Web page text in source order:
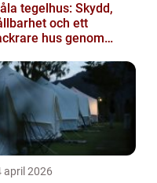
tegelhus: Skydd,
och ett
hus genom
april 2026